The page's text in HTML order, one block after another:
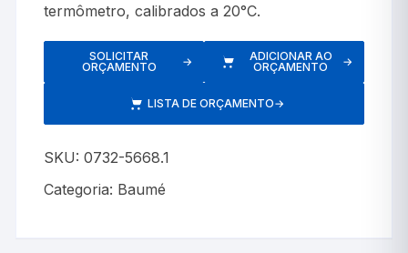
termômetro, calibrados a 20°C.
SOLICITAR
ORÇAMENTO
→
ADICIONAR AO
ORÇAMENTO
→
LISTA DE ORÇAMENTO→
SKU:0732-5668.1
Categoria: Baumé